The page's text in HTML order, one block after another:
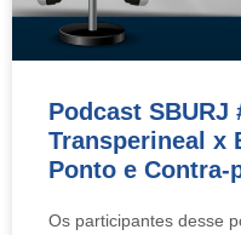
Podcast SBURJ
Transperineal x
Ponto e Contra-
Os participantes desse